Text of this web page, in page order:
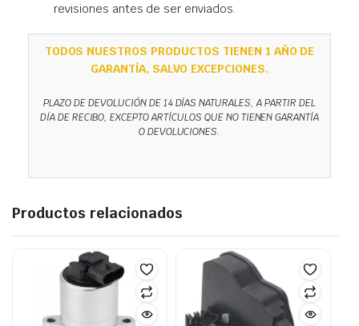
revisiones antes de ser enviados.
TODOS NUESTROS PRODUCTOS TIENEN 1 AÑO DE
GARANTÍA, SALVO EXCEPCIONES.
PLAZO DE DEVOLUCIÓN DE 14 DÍAS NATURALES, A PARTIR DEL
DÍA DE RECIBO, EXCEPTO ARTÍCULOS QUE NO TIENEN GARANTÍA
O DEVOLUCIONES.
Productos relacionados